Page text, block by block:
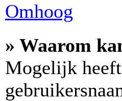
Omhoog
» Waarom
Mogelijk heeft